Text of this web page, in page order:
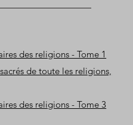
des religions - Tome 1
de toute les religions,
des religions - Tome 3